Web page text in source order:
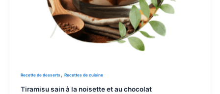
Recette de desserts , Recettes de cuisine
Tiramisu sain à la noisette et au chocolat